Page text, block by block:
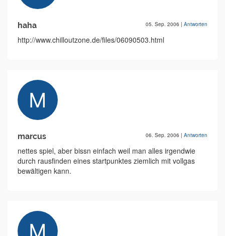
haha 05. Sep. 2006 | Antworten
http://www.chilloutzone.de/files/06090503.html
marcus 06. Sep. 2006 | Antworten
nettes spiel, aber bissn einfach weil man alles irgendwie
durch rausfinden eines startpunktes ziemlich mit vollgas
bewältigen kann.